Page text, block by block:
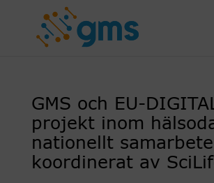
GMS och EU-
projekt inom
nationellt samarbete
koordinerat av